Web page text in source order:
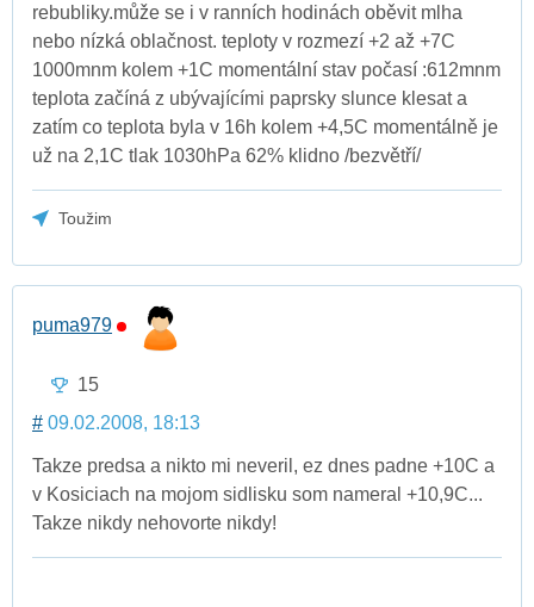
rebubliky.může se i v ranních hodinách oběvit mlha
nebo nízká oblačnost. teploty v rozmezí +2 až +7C
1000mnm kolem +1C momentální stav počasí :612mnm
teplota začíná z ubývajícími paprsky slunce klesat a
zatím co teplota byla v 16h kolem +4,5C momentálně je
už na 2,1C tlak 1030hPa 62% klidno /bezvětří/
Toužim
puma979
15
# 09.02.2008, 18:13
Takze predsa a nikto mi neveril, ez dnes padne +10C a
v Kosiciach na mojom sidlisku som nameral +10,9C...
Takze nikdy nehovorte nikdy!